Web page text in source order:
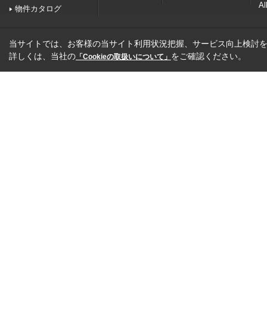
物件カタログ
当サイトでは、お客様の当サイト利用状況把握、サービス向上検討
詳しくは、当社の 「Cookieの取扱いについて」 をご確認ください。